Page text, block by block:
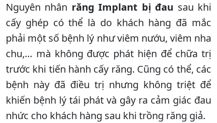
Nguyên nhân răng Implant bị đau sau khi
cấy ghép có thể là do khách hàng đã mắc
phải một số bệnh lý như viêm nướu, viêm nha
chu,… mà không được phát hiện để chữa trị
trước khi tiến hành cấy răng. Cũng có thể, các
bệnh này đã điều trị nhưng không triệt để
khiến bệnh lý tái phát và gây ra cảm giác đau
nhức cho khách hàng sau khi trồng răng giả.